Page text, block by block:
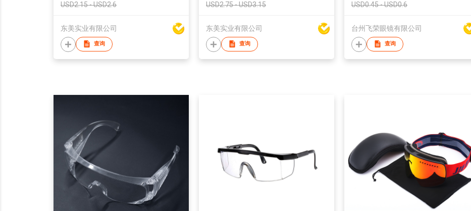
USD2.15 - USD2.6
东美实业有限公司
查询
USD2.75 - USD3.15
东美实业有限公司
查询
USD0.45 - USD0.6
台州飞荣眼镜有限公司
查询